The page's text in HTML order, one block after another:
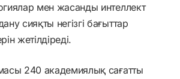
мен жасанды интеллект
сияқты негізгі бағыттар
жетілдіреді.
240 академиялық сағатты